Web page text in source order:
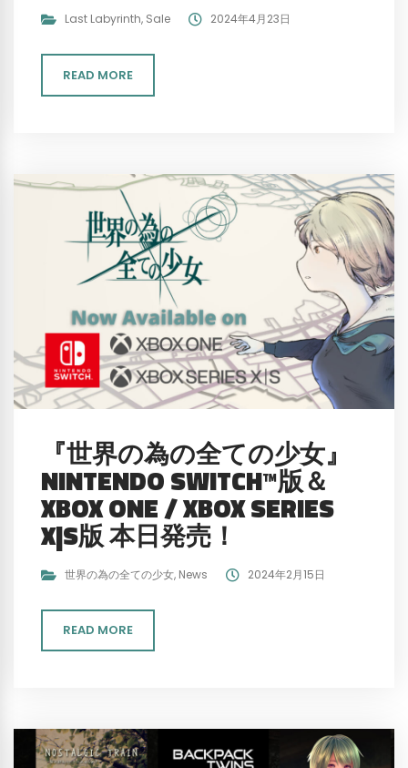
Last Labyrinth, Sale 2024年4月23日
READ MORE
『世界の為の全ての少女』
NINTENDO SWITCH™版＆
XBOX ONE / XBOX SERIES
X|S版 本日発売！
世界の為の全ての少女, News 2024年2月15日
READ MORE